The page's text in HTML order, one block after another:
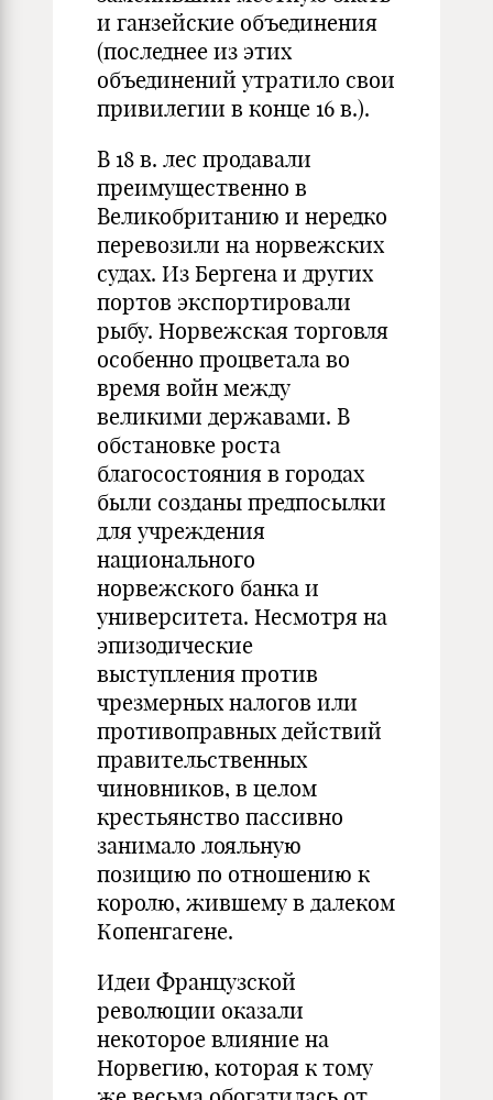
и ганзейские объединения
(последнее из этих
объединений утратило свои
привилегии в конце 16 в.).
В 18 в. лес продавали
преимущественно в
Великобританию и нередко
перевозили на норвежских
судах. Из Бергена и других
портов экспортировали
рыбу. Норвежская торговля
особенно процветала во
время войн между
великими державами. В
обстановке роста
благосостояния в городах
были созданы предпосылки
для учреждения
национального
норвежского банка и
университета. Несмотря на
эпизодические
выступления против
чрезмерных налогов или
противоправных действий
правительственных
чиновников, в целом
крестьянство пассивно
занимало лояльную
позицию по отношению к
королю, жившему в далеком
Копенгагене.
Идеи Французской
революции оказали
некоторое влияние на
Норвегию, которая к тому